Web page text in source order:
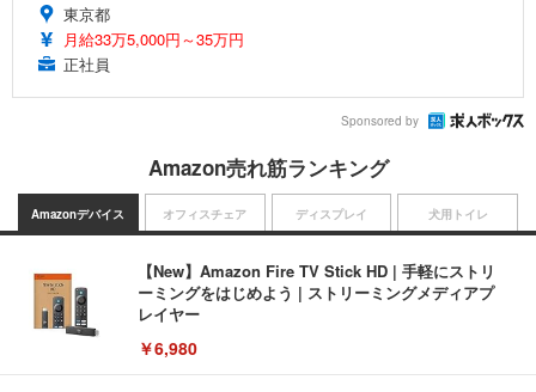
東京都
月給33万5,000円～35万円
正社員
Sponsored by
Amazon売れ筋ランキング
Amazonデバイス
【New】Amazon Fire TV Stick HD | 手軽にストリ
ーミングをはじめよう | ストリーミングメディアプ
レイヤー
￥6,980
オフィスチェア ディスプレイ 犬用トイレ